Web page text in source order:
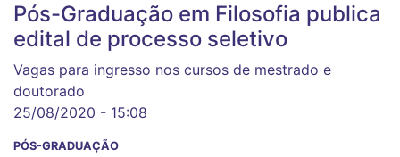
Pós-Graduação em Filosofia publica
edital de processo seletivo
Vagas para ingresso nos cursos de mestrado e
doutorado
25/08/2020 - 15:08
PÓS-GRADUAÇÃO